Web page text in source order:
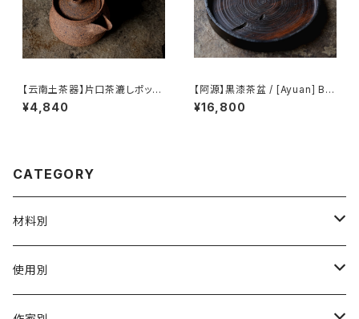
【云南土茶器】片口茶漉しポット
/ 【Yunnan Earthenware】 Te
a Strainer Pot
¥4,840
【阿源】黒漆茶盆 / [Ayuan] Bla
ck Lacquer Tea Tray
¥16,800
CATEGORY
材料別
陶磁器
使用別